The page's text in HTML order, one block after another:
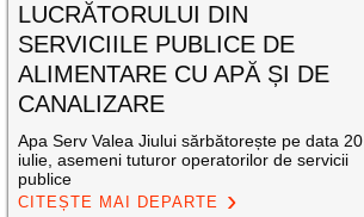
LUCRĂTORULUI DIN
SERVICIILE PUBLICE DE
ALIMENTARE CU APĂ ȘI DE
CANALIZARE
Apa Serv Valea Jiului sărbătorește pe data 20
iulie, asemeni tuturor operatorilor de servicii
publice
CITEȘTE MAI DEPARTE